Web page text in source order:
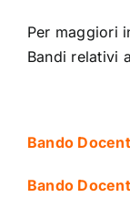
Per maggiori
Bandi relativi
Bando
Bando